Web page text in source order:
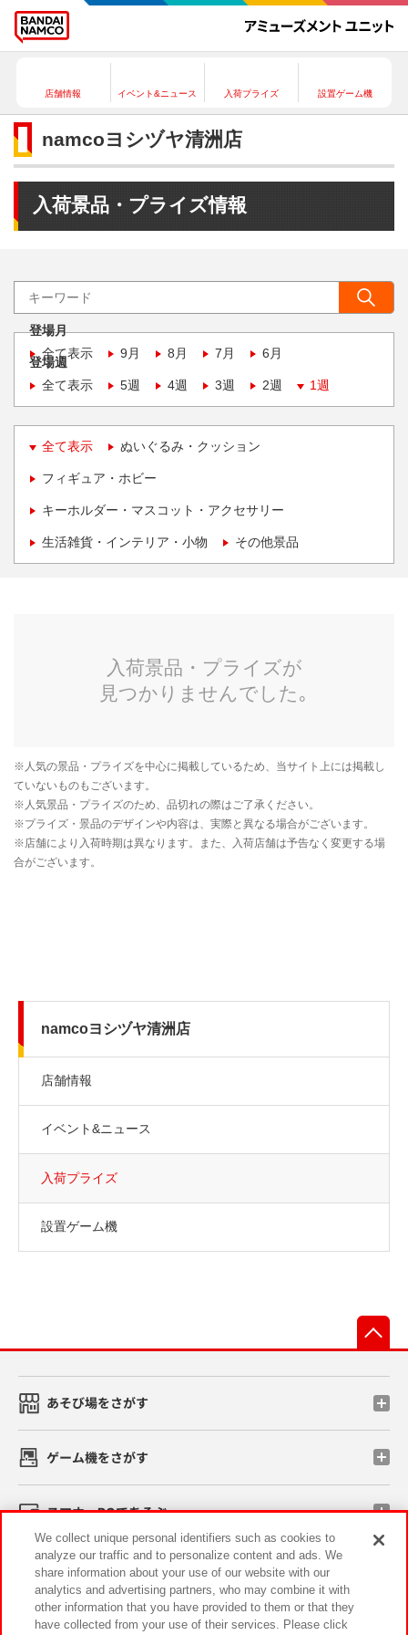
店舗情報 イベント&ニュース 入荷プライズ 設置ゲーム機
namcoヨシヅヤ清洲店
入荷景品・プライズ情報
登場月
全て表示
9月 8月 7月 6月
登場週
全て表示
5週 4週 3週 2週 1週
全て表示 ぬいぐるみ・クッション
フィギュア・ホビー
キーホルダー・マスコット・アクセサリー
生活雑貨・インテリア・小物 その他景品
namcoヨシヅヤ清洲店
店舗情報
イベント&ニュース
入荷プライズ
設置ゲーム機
あそび場をさがす
ゲーム機をさがす
スマホ・PCであそぶ
イベント・キャンペーン
We collect unique personal identifiers such as cookies to
analyze our traffic and to personalize content and ads. We
share information about your use of our website with our
analytics and advertising partners, who may combine it with
other information that you have provided to them or that they
have collected from your use of their services. Please click